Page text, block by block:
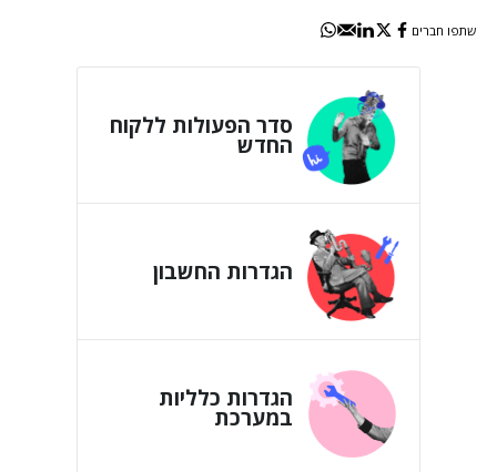
שתפו חברים
סדר הפעולות ללקוח
החדש
הגדרות החשבון
הגדרות כלליות
במערכת